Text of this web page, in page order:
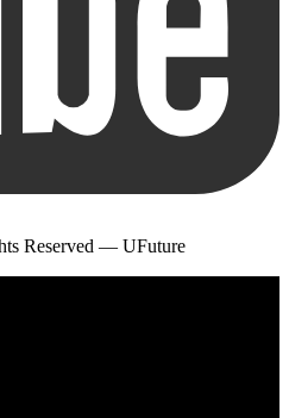
Reserved — UFuture